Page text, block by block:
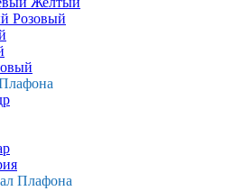
Розовый
Плафона